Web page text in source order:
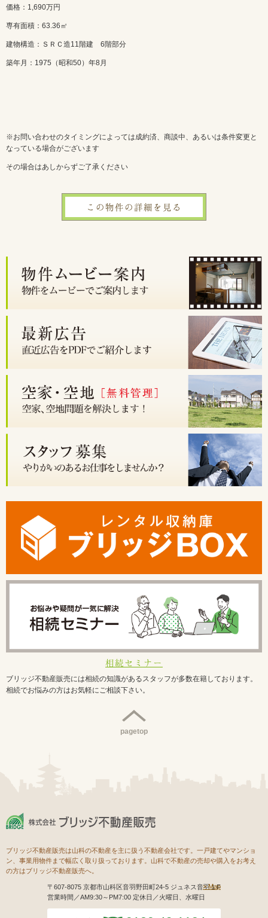
価格：1,690万円
専有面積：63.36㎡
建物構造：ＳＲＣ造11階建 6階部分
築年月：1975（昭和50）年8月
※お問い合わせのタイミングによっては成約済、商談中、あるいは条件変更と
なっている場合がございます
その場合はあしからずご了承ください
この物件の詳細を見る
相続セミナー
ブリッジ不動産販売には相続の知識があるスタッフが多数在籍しております。
相続でお悩みの方はお気軽にご相談下さい。
pagetop
ブリッジ不動産販売は山科の不動産を主に扱う不動産会社です。一戸建てやマンショ
ン、事業用物件まで幅広く取り扱っております。山科で不動産の売却や購入をお考え
の方はブリッジ不動産販売へ。
Map
〒607-8075 京都市山科区音羽野田町24-5 ジュネス音羽１F
営業時間／AM9:30～PM7:00 定休日／火曜日、水曜日